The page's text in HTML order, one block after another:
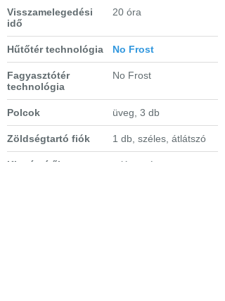
Visszamelegedési
idő
20 óra
Hűtőtér technológia No Frost
Fagyasztótér
technológia
No Frost
Polcok üveg, 3 db
Zöldségtartó fiók 1 db, széles, átlátszó
Kiegészítők
tojástartó,